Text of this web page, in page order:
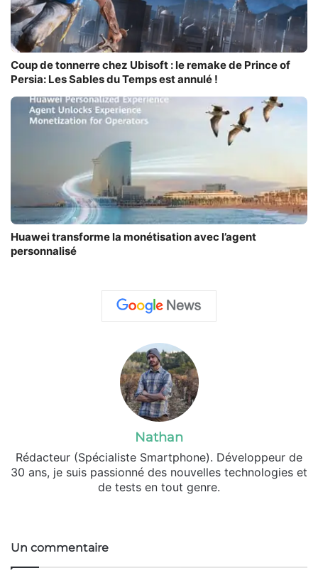
Coup de tonnerre chez Ubisoft : le remake de Prince of
Persia: Les Sables du Temps est annulé !
Huawei transforme la monétisation avec l’agent
personnalisé
Nathan
Rédacteur (Spécialiste Smartphone). Développeur de
30 ans, je suis passionné des nouvelles technologies et
de tests en tout genre.
Un commentaire